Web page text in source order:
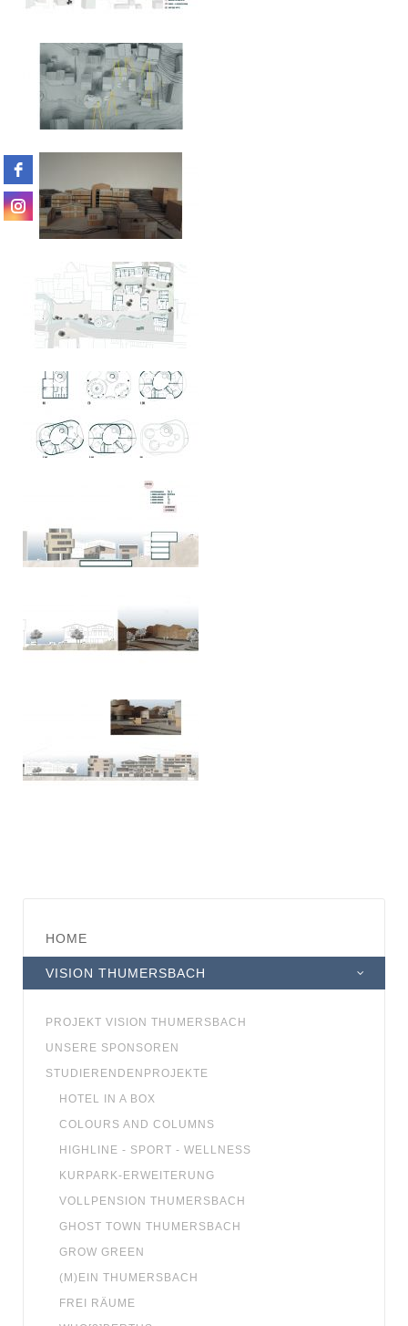
HOME
VISION THUMERSBACH
PROJEKT VISION THUMERSBACH
UNSERE SPONSOREN
STUDIERENDENPROJEKTE
HOTEL IN A BOX
COLOURS AND COLUMNS
HIGHLINE - SPORT - WELLNESS
KURPARK-ERWEITERUNG
VOLLPENSION THUMERSBACH
GHOST TOWN THUMERSBACH
GROW GREEN
(M)EIN THUMERSBACH
FREI RÄUME